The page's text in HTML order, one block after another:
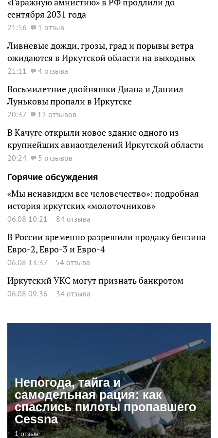
сентября 2031 года
21:56 1 отзыв
Ливневые дожди, грозы, град и порывы ветра
ожидаются в Иркутской области на выходных
21:11 4 отзыва
Восьмилетние двойняшки Диана и Даниил
Луньковы пропали в Иркутске
20:37 12 отзывов
В Качуге открыли новое здание одного из
крупнейших авиаотделений Иркутской области
20:24
5 отзывов
Горячие обсуждения
«Мы ненавидим все человечество»: подробная
история иркутских «молоточников»
06.08 10:21 84 отзыва
В России временно разрешили продажу бензина
Евро-2, Евро-3 и Евро-4
06.08 13:37 54 отзыва
Иркутский УКС могут признать банкротом
06.08 09:36 34 отзыва
Непогода, тайга и
самодельная рация: как
спаслись пилоты пропавшего
Cessna
1 отзыв